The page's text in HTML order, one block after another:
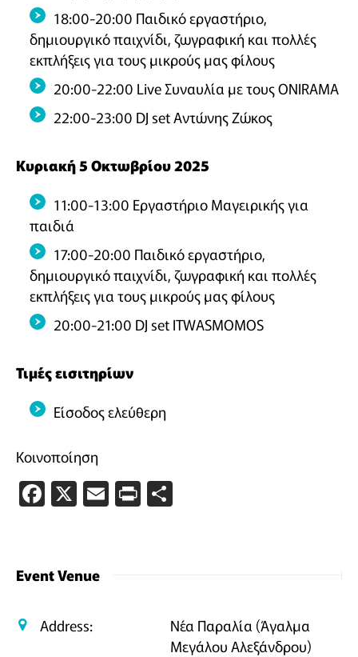
18:00-20:00 Παιδικό εργαστήριο,
δημιουργικό παιχνίδι, ζωγραφική και πολλές
εκπλήξεις για τους μικρούς μας φίλους
20:00-22:00 Live Συναυλία με τους ΟΝΙRΑΜΑ
22:00-23:00 DJ set Αντώνης Ζώκος
Κυριακή 5 Οκτωβρίου 2025
11:00-13:00 Εργαστήριο Μαγειρικής για
παιδιά
17:00-20:00 Παιδικό εργαστήριο,
δημιουργικό παιχνίδι, ζωγραφική και πολλές
εκπλήξεις για τους μικρούς μας φίλους
20:00-21:00 DJ set ITWASMOMOS
Τιμές εισιτηρίων
Είσοδος ελεύθερη
Κοινοποίηση
Facebook
X EmailPrintFriendly
Event Venue
Address:
Νέα Παραλία (Άγαλμα
Μεγάλου Αλεξάνδρου)